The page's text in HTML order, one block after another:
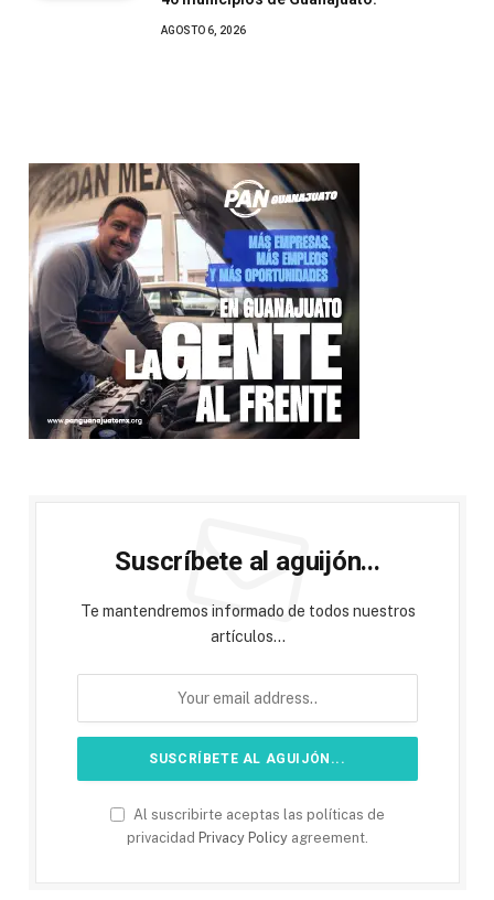
AGOSTO 6, 2026
Suscríbete al aguijón...
Te mantendremos informado de todos nuestros
artículos...
Al suscribirte aceptas las políticas de
privacidad Privacy Policy agreement.